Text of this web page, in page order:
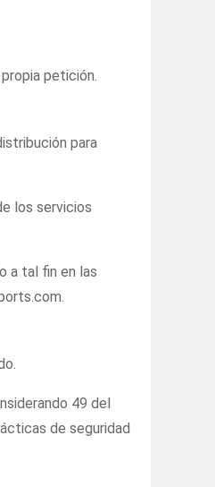
petición.
para
los servicios
a tal fin en las
49 del
de seguridad